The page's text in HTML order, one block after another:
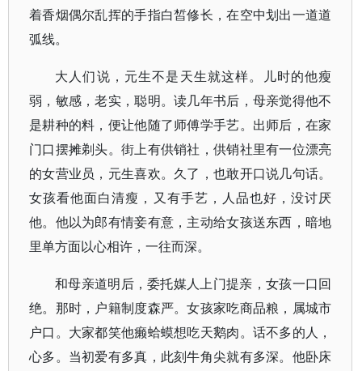
着香烟偶尔乱挥的手指白皙修长，在空中划出一道道
弧线。
大人们说，元生不是天生就这样。儿时的他瘦
弱，敏感，老实，聪明。读几年书后，母亲觉得他不
是耕种的料，便让他随了师傅学手艺。出师后，在家
门口摆摊剃头。街上有供销社，供销社里有一位漂亮
的女营业员，元生喜欢。久了，也敢开口说几句话。
女孩看他面白清瘦，又有手艺，人品也好，没讨厌
他。他以为郎有情妾有意，主动给女孩送东西，暗地
里单方面以心相许，一往而深。
和母亲道明后，委托媒人上门提亲，女孩一口回
绝。那时，户籍制度森严。女孩家吃商品粮，属城市
户口。大家都笑他癞蛤蟆想吃天鹅肉。话不多的人，
心多。当初爱有多真，此刻牛角尖就有多深。他卧床